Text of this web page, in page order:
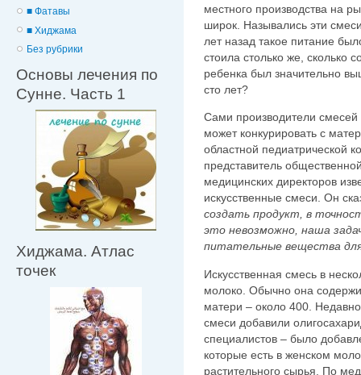
■ Фатавы
■ Хиджама
Без рубрики
Основы лечения по
Сунне. Часть 1
Хиджама. Атлас
точек
местного производства на
широк. Назывались эти
лет назад такое питание
стоила столько же, сколько
ребенка был значительно
сто лет?
Сами производители смесей
может конкурировать с
областной педиатрической
представитель
медицинских директоров
искусственные смеси. Он
создать продукт, в
это невозможно, наша
питательные вещества
Искусственная смесь в
молоко. Обычно она
матери – около 400.
смеси добавили
специалистов – было
которые есть в женском
растительного сырья. По